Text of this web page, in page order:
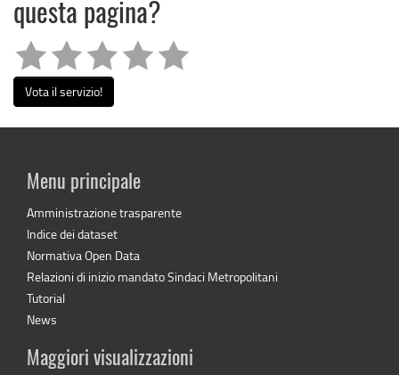
questa pagina?
Vota il servizio!
Menu principale
Amministrazione trasparente
Indice dei dataset
Normativa Open Data
Relazioni di inizio mandato Sindaci Metropolitani
Tutorial
News
Maggiori visualizzazioni